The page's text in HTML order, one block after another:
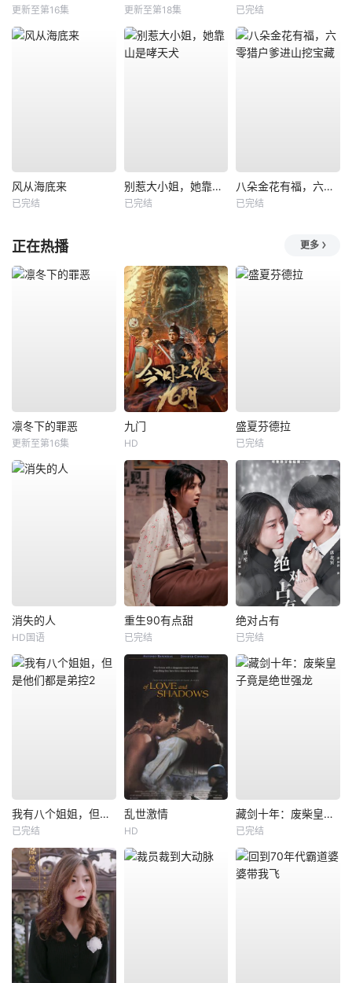
更新至第16集 更新至第18集 已完结
风从海底来
已完结
别惹大小姐，她靠山是哮天犬
已完结
八朵金花有福，六零猎户爹进山挖宝藏
已完结
正在热播 更多
凛冬下的罪恶
更新至第16集
九门
HD
盛夏芬德拉
已完结
消失的人
HD国语
重生90有点甜
已完结
绝对占有
已完结
我有八个姐姐，但是他们都是弟控2
已完结
乱世激情
HD
藏剑十年：废柴皇子竟是绝世强龙
已完结